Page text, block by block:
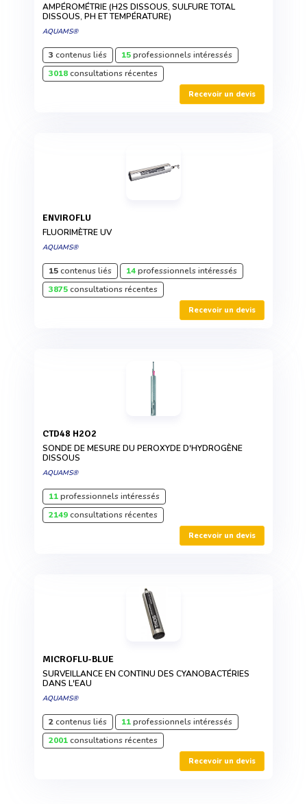
AMPÉROMÉTRIE (H2S DISSOUS, SULFURE TOTAL
DISSOUS, PH ET TEMPÉRATURE)
AQUAMS®
3 contenus liés 15professionnels intéressés
3018consultations récentes
Recevoir un devis
ENVIROFLU
FLUORIMÈTRE UV
AQUAMS®
15contenus liés 14professionnels intéressés
3875consultations récentes
Recevoir un devis
CTD48 H2O2
SONDE DE MESURE DU PEROXYDE D'HYDROGÈNE
DISSOUS
AQUAMS®
11professionnels intéressés
2149consultations récentes
Recevoir un devis
MICROFLU-BLUE
SURVEILLANCE EN CONTINU DES CYANOBACTÉRIES
DANS L'EAU
AQUAMS®
2contenus liés 11professionnels intéressés
2001consultations récentes
Recevoir un devis